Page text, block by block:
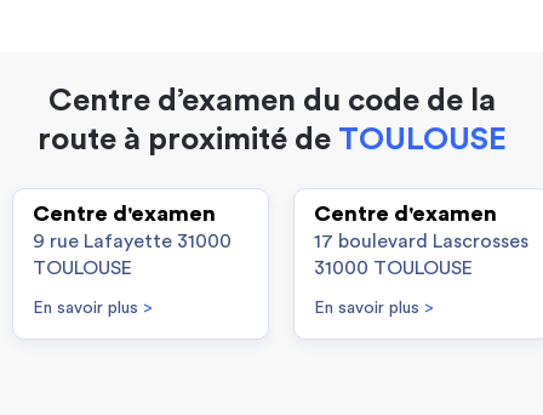
Centre d’examen du code de la
route à proximité de TOULOUSE
Centre d'examen
9 rue Lafayette 31000
TOULOUSE
En savoir plus >
Centre d'examen
17 boulevard Lascrosses
31000 TOULOUSE
En savoir plus >